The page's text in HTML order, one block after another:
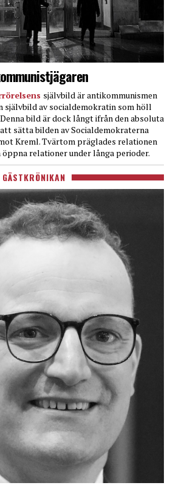
självbild är antikommunismen
självbild av socialdemokratin som höll
bild är dock långt ifrån den absoluta
sätta bilden av Socialdemokraterna
Kreml. Tvärtom präglades relationen
relationer under långa perioder.
GÄSTKRÖNIKAN